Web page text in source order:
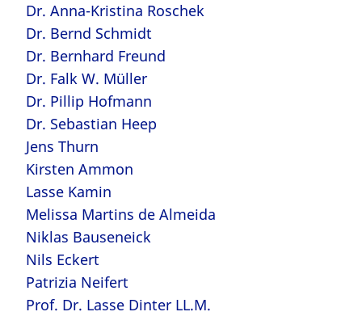
Dr. Anna-Kristina Roschek
Dr. Bernd Schmidt
Dr. Bernhard Freund
Dr. Falk W. Müller
Dr. Pillip Hofmann
Dr. Sebastian Heep
Jens Thurn
Kirsten Ammon
Lasse Kamin
Melissa Martins de Almeida
Niklas Bauseneick
Nils Eckert
Patrizia Neifert
Prof. Dr. Lasse Dinter LL.M.